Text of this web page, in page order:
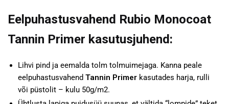
Eelpuhastusvahend Rubio Monocoat
Tannin Primer kasutusjuhend:
Lihvi pind ja eemalda tolm tolmuimejaga. Kanna peale
eelpuhastusvahend Tannin Primer kasutades harja, rulli
või püstolit – kulu 50g/m2.